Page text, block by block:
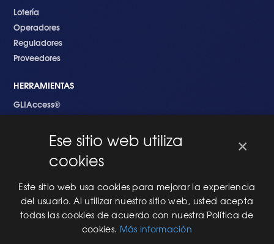
Lotería
Operadores
Reguladores
Proveedores
HERRAMIENTAS
GLIAccess®
EMPEZANDO
Nuevo en GLI
Nuevo Software
Una Nueva Máquina
Modificaciones al Software
Modificaciones al Hardware
×
Ese sitio web utiliza
cookies
Este sitio web usa cookies para mejorar la experiencia
del usuario. Al utilizar nuestro sitio web, usted acepta
todas las cookies de acuerdo con nuestra Política de
cookies. Más información